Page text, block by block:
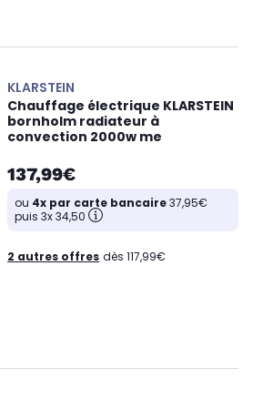
KLARSTEIN
Chauffage électrique KLARSTEIN
bornholm radiateur à
convection 2000w me
137,99€
ou 4x par carte bancaire37,95€
puis 3x 34,50
2 autres offres dès 117,99€